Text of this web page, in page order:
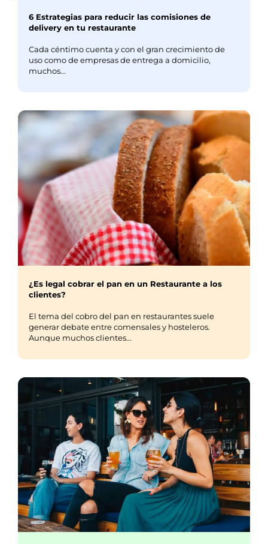
6 Estrategias para reducir las comisiones de
delivery en tu restaurante
Cada céntimo cuenta y con el gran crecimiento de
uso como de empresas de entrega a domicilio,
muchos...
¿Es legal cobrar el pan en un Restaurante a los
clientes?
El tema del cobro del pan en restaurantes suele
generar debate entre comensales y hosteleros.
Aunque muchos clientes...